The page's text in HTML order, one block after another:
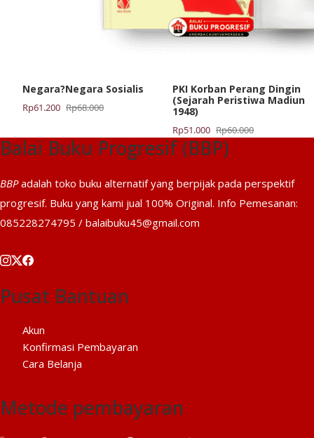
Negara?Negara Sosialis
Rp68.000
Harga
adalah:
Rp68.000.
Rp61.200
Harga
ini
adalah:
PKI Korban Perang Dingin
(Sejarah Peristiwa Madiun
1948)
Rp60.000
Harga
aslinya
adalah:
Rp51.000
Harga
saat
ini
Rp51.000.
Balai Buku Progresif (BBP)
BBPadalah toko buku alternatif yang berpijak pada perspektif
progresif. Buku yang kami jual 100% Original. Info Pemesanan:
085228274795 / balaibuku45@gmail.com
Pusat Bantuan
Akun
Konfirmasi Pembayaran
Cara Belanja
Metode pembayaran